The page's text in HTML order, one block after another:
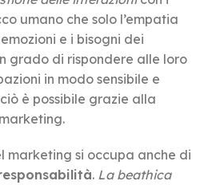
umano che solo l’empatia
e i bisogni dei
grado di rispondere alle loro
in modo sensibile e
è possibile grazie alla
marketing si occupa anche di
. La beathica